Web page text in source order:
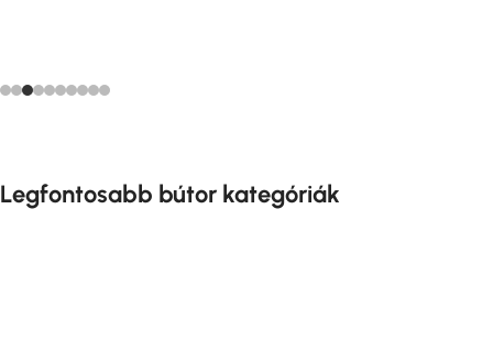
Legfontosabb bútor kategóriák